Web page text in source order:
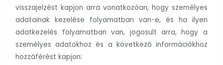
visszajelzést kapjon arra vonatkozóan, hogy személyes
adatainak kezelése folyamatban van-e, és ha ilyen
adatkezelés folyamatban van, jogosult arra, hogy a
személyes adatokhoz és a következő információkhoz
hozzáférést kapjon: